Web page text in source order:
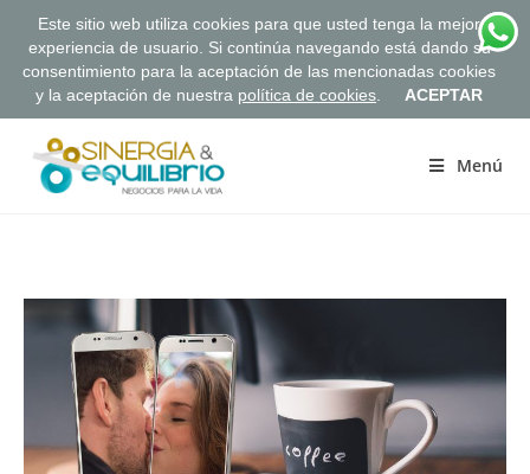
contenido
Menú
Este sitio web utiliza cookies para que usted tenga la mejor
experiencia de usuario. Si continúa navegando está dando su
consentimiento para la aceptación de las mencionadas cookies
y la aceptación de nuestra política de cookies ACEPTAR